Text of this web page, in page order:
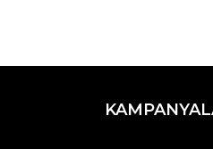
Görüş ve
Ürün resmi